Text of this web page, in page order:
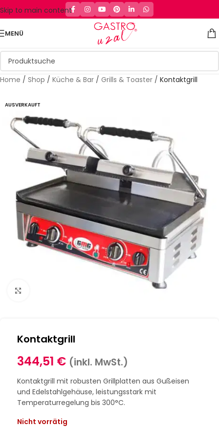
Skip to main content
MENÜ
Home / Shop / Küche & Bar / Grills & Toaster / Kontaktgrill
AUSVERKAUFT
Kontaktgrill
344,51 € (inkl. MwSt.)
Kontaktgrill mit robusten Grillplatten aus Gußeisen
und Edelstahlgehäuse, leistungsstark mit
Temperaturregelung bis 300°C.
Nicht vorrätig